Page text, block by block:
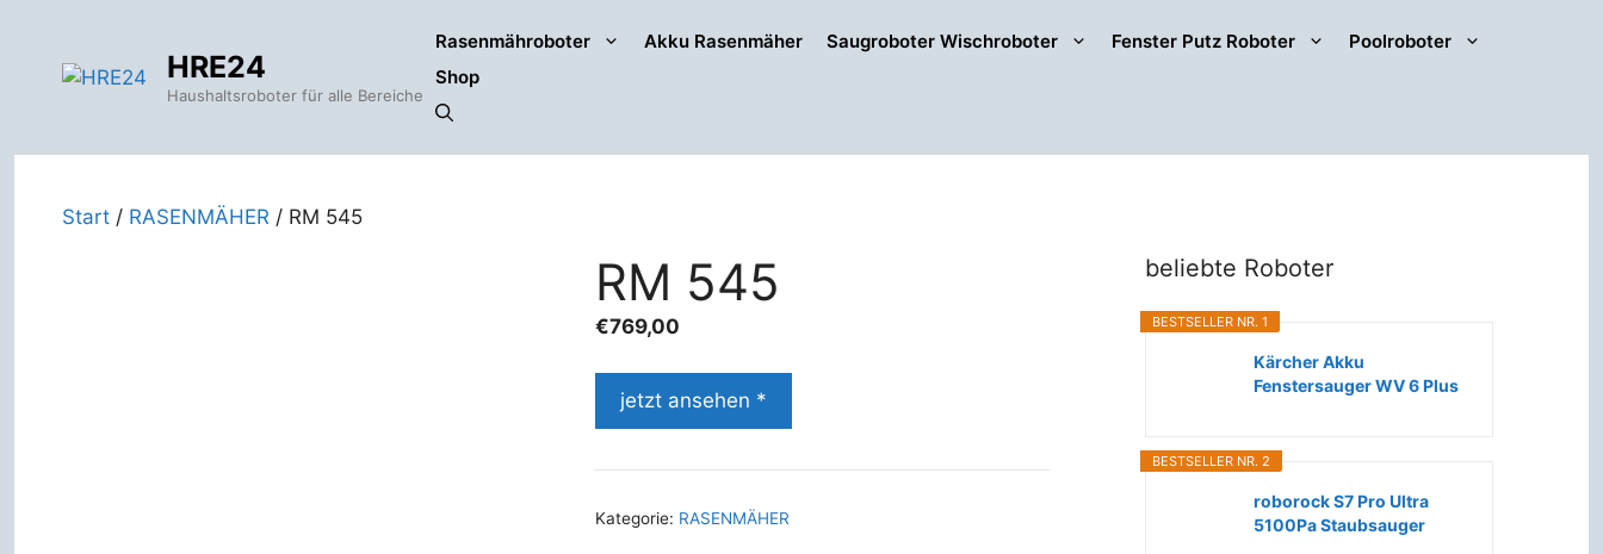
springen
HRE24
Haushaltsroboter für alle Bereiche
Rasenmähroboter Akku Rasenmäher Saugroboter Wischroboter Fenster Putz Roboter
Poolroboter
Shop
Start / RASENMÄHER / RM 545
RM 545
€769,00
jetzt ansehen *
Kategorie: RASENMÄHER
beliebte Roboter
BESTSELLER NR. 1
Kärcher Akku
Fenstersauger WV 6 Plus
BESTSELLER NR. 2
roborock S7 Pro Ultra
5100Pa Staubsauger